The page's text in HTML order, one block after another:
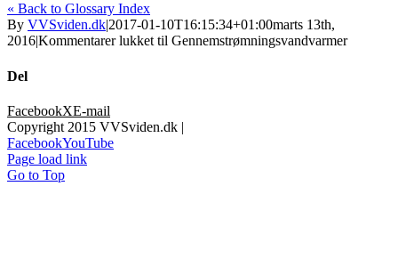
« Back to Glossary Index
By VVSviden.dk2017-01-10T16:15:34+01:00marts 13th,
2016Kommentarer lukkettil Gennemstrømningsvandvarmer
Del
FacebookXE-mail
Copyright 2015 VVSviden.dk |
FacebookYouTube
Page load link
Go to Top